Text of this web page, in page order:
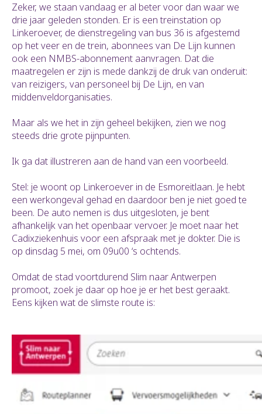
Zeker, we staan vandaag er al beter voor dan waar we
drie jaar geleden stonden. Er is een treinstation op
Linkeroever, de dienstregeling van bus 36 is afgestemd
op het veer en de trein, abonnees van De Lijn kunnen
ook een NMBS-abonnement aanvragen. Dat die
maatregelen er zijn is mede dankzij de druk van onderuit:
van reizigers, van personeel bij De Lijn, en van
middenveldorganisaties.
Maar als we het in zijn geheel bekijken, zien we nog
steeds drie grote pijnpunten.
Ik ga dat illustreren aan de hand van een voorbeeld.
Stel: je woont op Linkeroever in de Esmoreitlaan. Je hebt
een werkongeval gehad en daardoor ben je niet goed te
been. De auto nemen is dus uitgesloten, je bent
afhankelijk van het openbaar vervoer. Je moet naar het
Cadixziekenhuis voor een afspraak met je dokter. Die is
op dinsdag 5 mei, om 09u00 ‘s ochtends.
Omdat de stad voortdurend Slim naar Antwerpen
promoot, zoek je daar op hoe je er het best geraakt.
Eens kijken wat de slimste route is: